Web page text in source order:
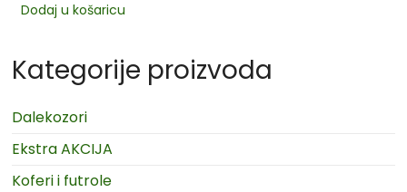
Dodaj u košaricu
Kategorije proizvoda
Dalekozori
Ekstra AKCIJA
Koferi i futrole